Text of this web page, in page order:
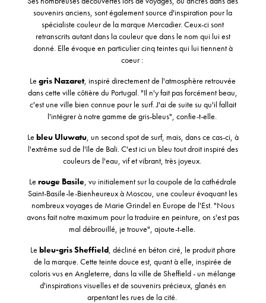
souvenirs anciens, sont également source d'inspiration pour la
spécialiste couleur de la marque Mercadier. Ceux-ci sont
retranscrits autant dans la couleur que dans le nom qui lui est
donné. Elle évoque en particulier cinq teintes qui lui tiennent à
coeur :
Legris Nazaret, inspiré directement de l'atmosphère retrouvée
dans cette ville côtière du Portugal. "Il n'y fait pas forcément beau,
c'est une ville bien connue pour le surf. J'ai de suite su qu'il fallait
l'intégrer à notre gamme de gris-bleus", confie-t-elle.
Le bleu Uluwatu, un second spot de surf, mais, dans ce cas-ci, à
l'extrême sud de l'île de Bali. C'est ici un bleu tout droit inspiré des
couleurs de l'eau, vif et vibrant, très joyeux.
Lerouge Basile, vu initialement sur la coupole de la cathédrale
Saint-Basile-le-Bienheureux à Moscou, une couleur évoquant les
nombreux voyages de Marie Grindel en Europe de l'Est. "Nous
avons fait notre maximum pour la traduire en peinture, on s'est pas
mal débrouillé, je trouve", ajoute-t-elle.
Le bleu-gris Sheffield, décliné en béton ciré, le produit phare
de la marque. Cette teinte douce est, quant à elle, inspirée de
coloris vus en Angleterre, dans la ville de Sheffield - un mélange
d'inspirations visuelles et de souvenirs précieux, glanés en
arpentant les rues de la cité.